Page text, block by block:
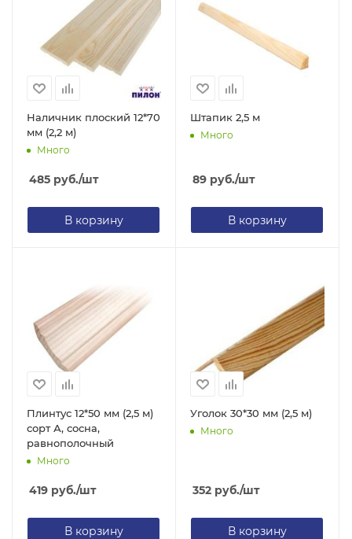
Наличник плоский 12*70
мм (2,2 м)
Много
485 руб./шт
В корзину
Штапик 2,5 м
Много
89 руб./шт
В корзину
Плинтус 12*50 мм (2,5 м)
сорт А, сосна,
равнополочный
Много
419 руб./шт
В корзину
Уголок 30*30 мм (2,5 м)
Много
352 руб./шт
В корзину